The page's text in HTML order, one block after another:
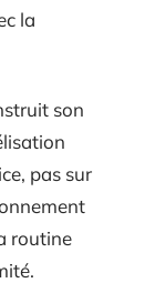
la
son
pas sur
routine